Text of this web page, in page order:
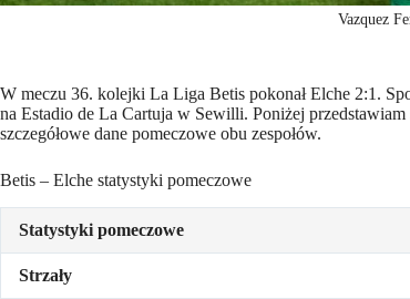
Vazquez
W meczu 36. kolejki La Liga Betis pokonał Elche 2:1.
na Estadio de La Cartuja w Sewilli. Poniżej
szczegółowe dane pomeczowe obu zespołów.
Betis – Elche statystyki pomeczowe
Statystyki pomeczowe
Strzały